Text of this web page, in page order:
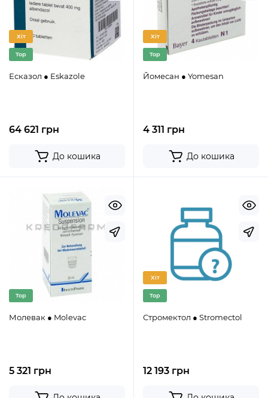
Хіт
Top
Есказол ● Eskazole
64 621 грн
До кошика
Хіт
Top
Йомесан ● Yomesan
4 311 грн
До кошика
Top
Молевак ● Molevac
5 321 грн
Хіт
Top
Стромектол ● Stromectol
12 193 грн